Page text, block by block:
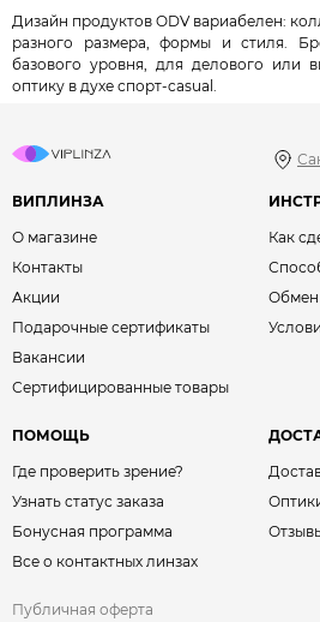
Дизайн продуктов ODV вариабелен:
разного размера, формы и стиля.
базового уровня, для делового или
оптику в духе спорт-casual.
ВИПЛИНЗА
О магазине
Контакты
Акции
Подарочные сертификаты
Вакансии
Сертифицированные товары
Как
Обмен
ПОМОЩЬ
Где проверить зрение?
Узнать статус заказа
Бонусная программа
Все о контактных линзах
Публичная оферта